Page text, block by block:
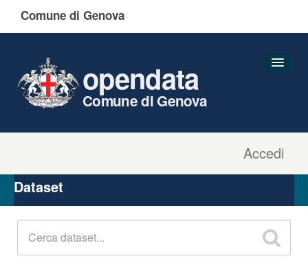
Comune di Genova
Accedi
opendata
Comune di Genova
Organizzazioni
Gruppi
Dataset